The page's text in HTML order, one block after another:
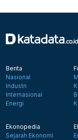
Berita
Nasional
Industri
Internasional
Energi
Ekonopedia
Sejarah Ekonomi